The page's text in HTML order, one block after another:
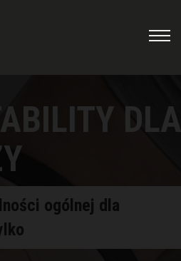
DLA
ogólnej dla